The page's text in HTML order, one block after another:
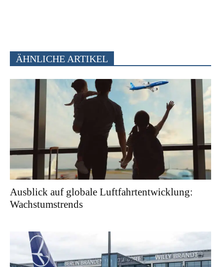
ÄHNLICHE ARTIKEL
Ausblick auf globale Luftfahrtentwicklung:
Wachstumstrends